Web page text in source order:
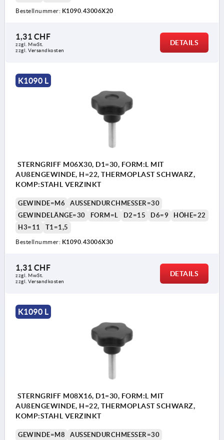
Bestellnummer: K1090.43006X20
1,31 CHF
zzgl. MwSt.
zzgl. Versandkosten
DETAILS
K1090 L
STERNGRIFF M06X30, D1=30, FORM:L MIT
AUßENGEWINDE, H=22, THERMOPLAST SCHWARZ,
KOMP:STAHL VERZINKT
GEWINDE=M6
AUSSENDURCHMESSER=30
GEWINDELÄNGE=30
FORM=L D2=15 D6=9
HÖHE=22
H3=11
T1=1,5
Bestellnummer: K1090.43006X30
1,31 CHF
zzgl. MwSt.
zzgl. Versandkosten
DETAILS
K1090 L
STERNGRIFF M08X16, D1=30, FORM:L MIT
AUßENGEWINDE, H=22, THERMOPLAST SCHWARZ,
KOMP:STAHL VERZINKT
GEWINDE=M8
AUSSENDURCHMESSER=30